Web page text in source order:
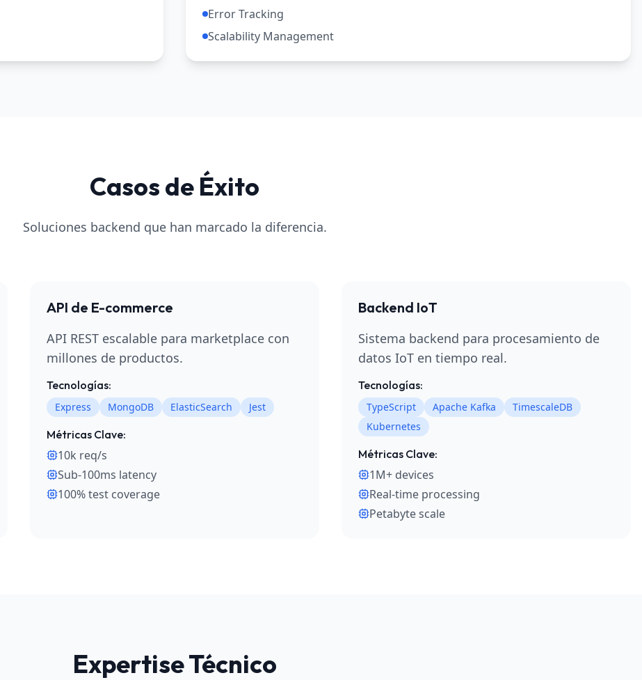
Error Tracking
Scalability Management
Casos de Éxito
Soluciones backend que han marcado la diferencia.
API de E-commerce
API REST escalable para marketplace con
millones de productos.
Tecnologías:
Express MongoDB ElasticSearch Jest
Métricas Clave:
10k req/s
Sub-100ms latency
100% test coverage
Backend IoT
Sistema backend para procesamiento de
datos IoT en tiempo real.
Tecnologías:
TypeScript Apache Kafka
TimescaleDB
Kubernetes
Métricas Clave:
1M+ devices
Real-time processing
Petabyte scale
Expertise Técnico